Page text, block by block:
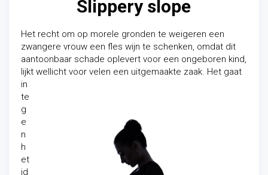
Slippery slope
Het recht om op morele gronden te weigeren een
zwangere vrouw een fles wijn te schenken, omdat dit
aantoonbaar schade oplevert voor een ongeboren kind,
lijkt wellicht voor velen een uitgemaakte zaak. Het gaat
in
te
g
e
n
h
et
id